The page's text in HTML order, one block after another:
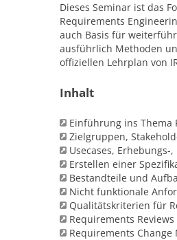
Dieses Seminar ist das
Requirements
auch Basis für
ausführlich Methoden
offiziellen Lehrplan von
Inhalt
Einführung ins Thema
Zielgruppen,
Usecases,
Erstellen einer
Bestandteile und
Nicht funktionale
Qualitätskriterien für
Requirements Reviews
Requirements Change